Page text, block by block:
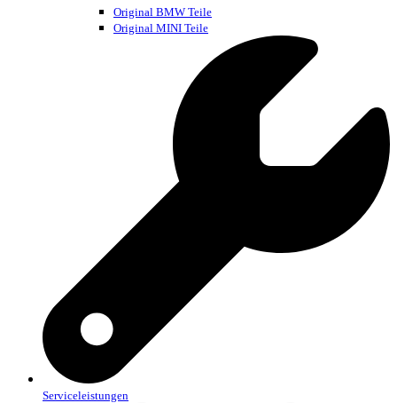
Original BMW Teile
Original MINI Teile
Serviceleistungen